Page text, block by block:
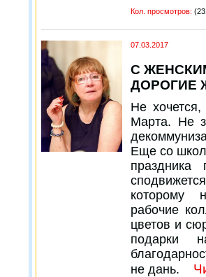
Кол. просмотров:
07.03.2017
С
ДОРОГИЕ
Не
Марта. Не
Еще со
праздника
которому
рабочие
цветов и
подарки
не дань.